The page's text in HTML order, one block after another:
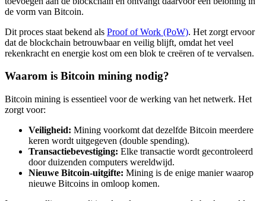
de vorm van Bitcoin.
Dit proces staat bekend als Proof of Work (PoW). Het zorgt ervoor
dat de blockchain betrouwbaar en veilig blijft, omdat het veel
rekenkracht en energie kost om een blok te creëren of te vervalsen.
Waarom is Bitcoin mining nodig?
Bitcoin mining is essentieel voor de werking van het netwerk. Het
zorgt voor:
Veiligheid: Mining voorkomt dat dezelfde Bitcoin meerdere
keren wordt uitgegeven (double spending).
Transactiebevestiging: Elke transactie wordt gecontroleerd
door duizenden computers wereldwijd.
Nieuwe Bitcoin-uitgifte: Mining is de enige manier waarop
nieuwe Bitcoins in omloop komen.